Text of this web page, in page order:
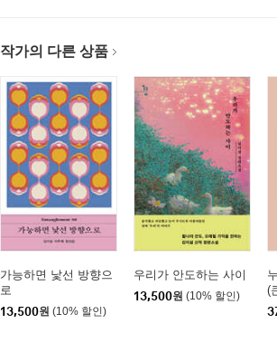
작가의 다른 상품
가능하면 낯선 방향으
로
13,500원 (10% 할인)
우리가 안도하는 사이
13,500원 (10% 할인)
(